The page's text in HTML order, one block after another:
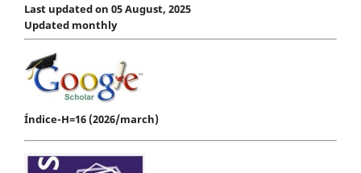
Last updated on 05 August, 2025
Updated monthly
Índice-H=16 (2026/march)